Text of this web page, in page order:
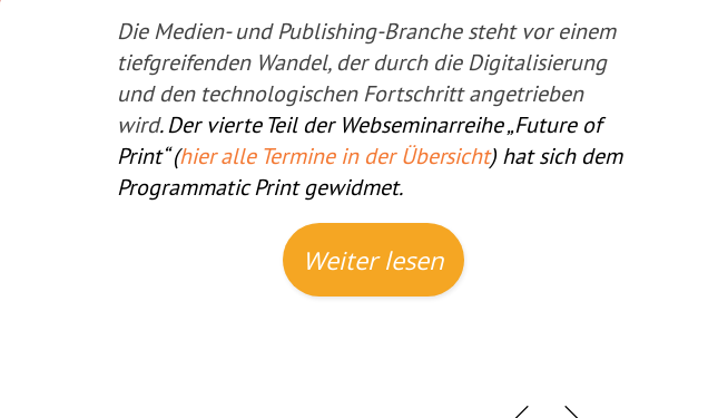
Die Medien- und Publishing-Branche steht vor einem
tiefgreifenden Wandel, der durch die Digitalisierung
und den technologischen Fortschritt angetrieben
wird. Der vierte Teil der Webseminarreihe „Future of
Print“ (hier alle Termine in der Übersicht) hat sich dem
Programmatic Print gewidmet.
Weiter lesen